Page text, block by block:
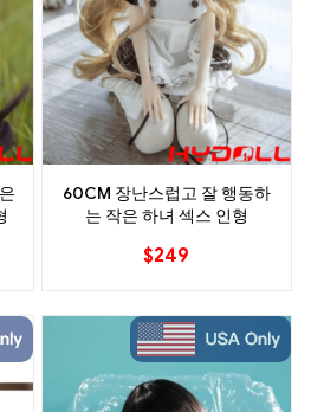
60CM 장난스럽고 잘 행동하
는 작은 하녀 섹스 인형
$249